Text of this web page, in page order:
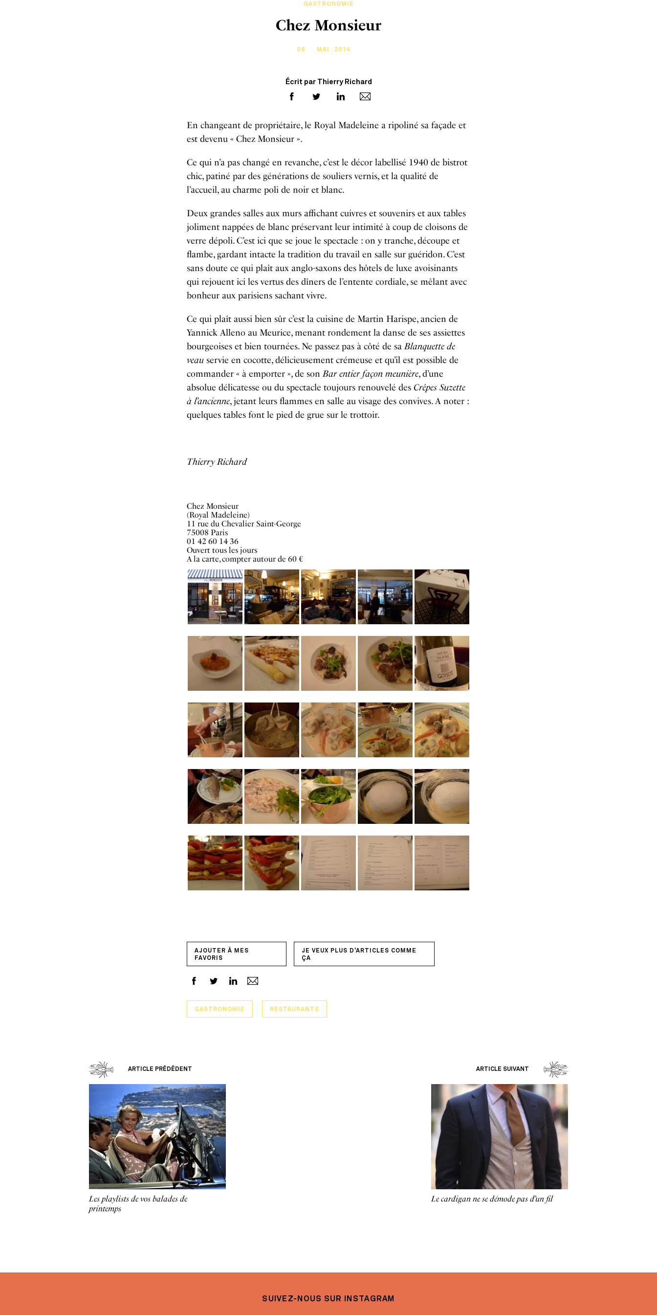
GASTRONOMIE
Chez Monsieur
06 MAI . 2014
Écrit par Thierry Richard
En changeant de propriétaire, le Royal Madeleine a ripoliné sa façade et
est devenu « Chez Monsieur ».
Ce qui n’a pas changé en revanche, c’est le décor labellisé 1940 de bistrot
chic, patiné par des générations de souliers vernis, et la qualité de
l’accueil, au charme poli de noir et blanc.
Deux grandes salles aux murs affichant cuivres et souvenirs et aux tables
joliment nappées de blanc préservant leur intimité à coup de cloisons de
verre dépoli. C’est ici que se joue le spectacle : on y tranche, découpe et
flambe, gardant intacte la tradition du travail en salle sur guéridon. C’est
sans doute ce qui plaît aux anglo-saxons des hôtels de luxe avoisinants
qui rejouent ici les vertus des dîners de l’entente cordiale, se mêlant avec
bonheur aux parisiens sachant vivre.
Ce qui plaît aussi bien sûr c’est la cuisine de Martin Harispe, ancien de
Yannick Alleno au Meurice, menant rondement la danse de ses assiettes
bourgeoises et bien tournées. Ne passez pas à côté de saBlanquette de
veau servie en cocotte, délicieusement crémeuse et qu’il est possible de
commander « à emporter », de sonBar entier façon meunière, d’une
absolue délicatesse ou du spectacle toujours renouvelé des Crêpes Suzette
à l’ancienne, jetant leurs flammes en salle au visage des convives. A noter :
quelques tables font le pied de grue sur le trottoir.
Thierry Richard
Chez Monsieur
(Royal Madeleine)
11 rue du Chevalier Saint-George
75008 Paris
01 42 60 14 36
Ouvert tous les jours
A la carte, compter autour de 60 €
AJOUTER À MES
FAVORIS
JE VEUX PLUS D'ARTICLES COMME
ÇA
GASTRONOMIE RESTAURANTS
ARTICLE PRÉDÉDENT ARTICLE SUIVANT
Les playlists de vos balades de
printemps
Le cardigan ne se démode pas d’un fil
SUIVEZ-NOUS SUR INSTAGRAM